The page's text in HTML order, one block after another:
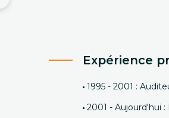
Expérience
1995 - 2001 :
2001 - Aujourd'hui